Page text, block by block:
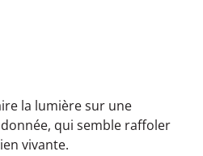
la lumière sur une
qui semble raffoler
vivante.